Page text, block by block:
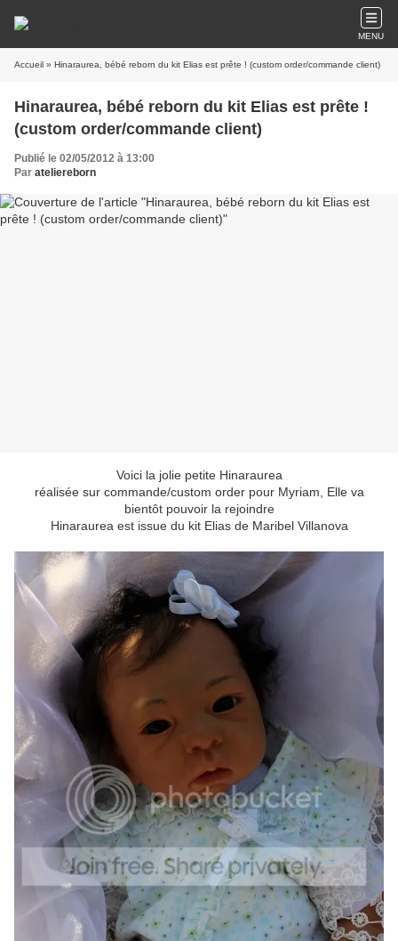
MENU
Accueil » Hinaraurea, bébé reborn du kit Elias est prête ! (custom order/commande client)
Hinaraurea, bébé reborn du kit Elias est prête !
(custom order/commande client)
Publié le 02/05/2012 à 13:00
Par ateliereborn
Voici la jolie petite Hinaraurea
réalisée sur commande/custom order pour Myriam, Elle va
bientôt pouvoir la rejoindre
Hinaraurea est issue du kit Elias de Maribel Villanova